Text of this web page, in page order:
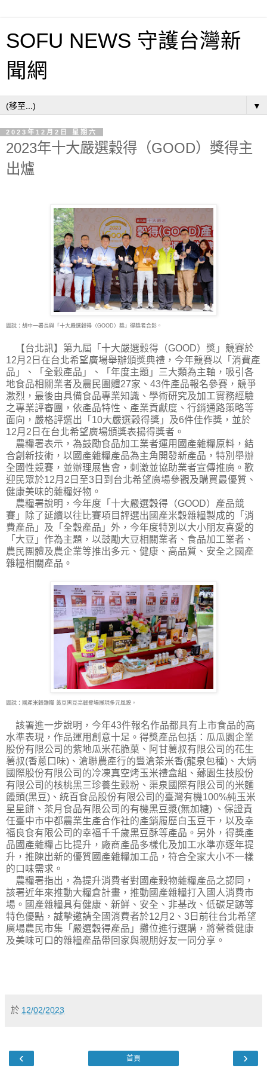
SOFU NEWS 守護台灣新
聞網
▼
2023年12月2日 星期六
2023年十大嚴選穀得（GOOD）獎得主
出爐
圖說：胡中一署長與「十大嚴選穀得（GOOD）獎」得獎者合影。
【台北訊】第九屆「十大嚴選穀得（GOOD）獎」競賽於
12月2日在台北希望廣場舉辦頒獎典禮，今年競賽以「消費產
品」、「全穀產品」、「年度主題」三大類為主軸，吸引各
地食品相關業者及農民團體27家、43件產品報名參賽，競爭
激烈，最後由具備食品專業知識、學術研究及加工實務經驗
之專業評審團，依產品特性、產業貢獻度、行銷通路策略等
面向，嚴格評選出「10大嚴選穀得獎」及6件佳作獎，並於
12月2日在台北希望廣場頒獎表揚得獎者。
農糧署表示，為鼓勵食品加工業者運用國產雜糧原料，結
合創新技術，以國產雜糧產品為主角開發新產品，特別舉辦
全國性競賽，並辦理展售會，刺激並協助業者宣傳推廣。歡
迎民眾於12月2日至3日到台北希望廣場參觀及購買最優質、
健康美味的雜糧好物。
農糧署說明，今年度「十大嚴選穀得（GOOD）產品競
賽」除了延續以往比賽項目評選出國產米穀雜糧製成的「消
費產品」及「全穀產品」外，今年度特別以大小朋友喜愛的
「大豆」作為主題，以鼓勵大豆相關業者、食品加工業者、
農民團體及農企業等推出多元、健康、高品質、安全之國產
雜糧相關產品。
圖說：國產米穀雜糧 黃豆黑豆亮麗登場展現多元風貌。
該署進一步說明，今年43件報名作品都具有上市食品的高
水準表現，作品運用創意十足。得獎產品包括：瓜瓜園企業
股份有限公司的紫地瓜米花脆菓、阿甘薯叔有限公司的花生
薯叔(香蔥口味)、滄聯農產行的豐滄茶米香(龍泉包種)、大炳
國際股份有限公司的冷凍真空烤玉米禮盒組、薌園生技股份
有限公司的核桃黑三珍養生穀粉、渠泉國際有限公司的米麵
饅頭(黑豆)、統百食品股份有限公司的臺灣有機100%純玉米
星星餅、茶月食品有限公司的有機黑豆漿(無加糖) 、保證責
任臺中市中都農業生產合作社的產銷履歷白玉豆干，以及幸
福良食有限公司的幸福千千歲黑豆酥等產品。另外，得獎產
品國產雜糧占比提升，廠商產品多樣化及加工水準亦逐年提
升，推陳出新的優質國產雜糧加工品，符合全家大小不一樣
的口味需求。
農糧署指出，為提升消費者對國產榖物雜糧產品之認同，
該署近年來推動大糧倉計畫，推動國產雜糧打入國人消費市
場。國產雜糧具有健康、新鮮、安全、非基改、低碳足跡等
特色優點，誠摯邀請全國消費者於12月2、3日前往台北希望
廣場農民市集「嚴選穀得產品」攤位進行選購，將營養健康
及美味可口的雜糧產品帶回家與親朋好友一同分享。
於 12/02/2023
‹ ›
首頁